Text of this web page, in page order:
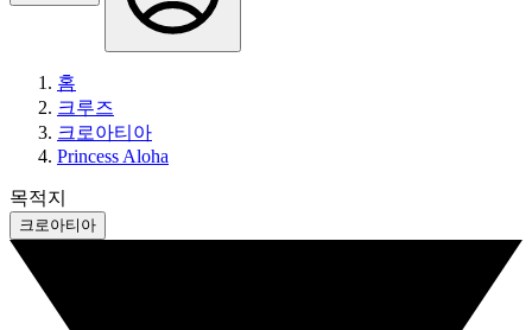
홈
크루즈
크로아티아
Princess Aloha
목적지
크로아티아